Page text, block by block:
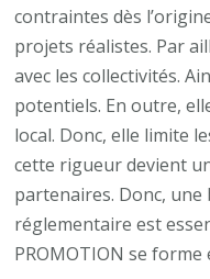
contraintes dès
projets réalistes. Par
avec les collectivités.
potentiels. En outre,
local. Donc, elle limite
cette rigueur devient
partenaires. Donc,
réglementaire est
PROMOTION se forme